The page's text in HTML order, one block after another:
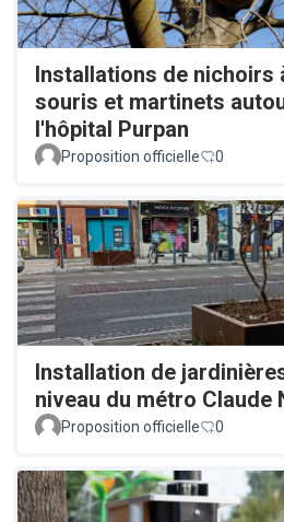
Installations de nichoirs
souris et martinets
l'hôpital Purpan
Proposition officielle 0
Installation de
niveau du métro Claude
Proposition officielle 0